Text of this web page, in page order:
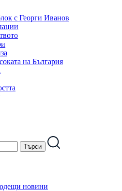
с Георги Иванов
на България
новини